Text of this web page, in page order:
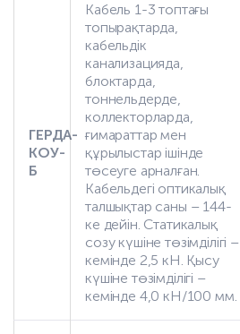
ГЕРДА-
КОУ-
Б
Кабель 1-3 топтағы
топырақтарда,
кабельдік
канализацияда,
блоктарда,
тоннельдерде,
коллекторларда,
ғимараттар мен
құрылыстар ішінде
төсеуге арналған.
Кабельдегі оптикалық
талшықтар саны – 144-
ке дейін. Статикалық
созу күшіне төзімділігі –
кемінде 2,5 кН. Қысу
күшіне төзімділігі –
кемінде 4,0 кН/100 мм.